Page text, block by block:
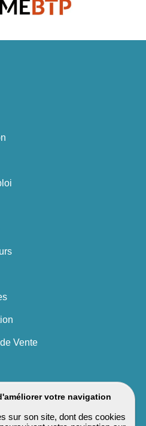
votre navigation
sur son site, dont des cookies
Vente